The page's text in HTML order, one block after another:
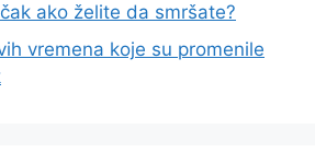
ako želite da smršate?
vremena koje su promenile